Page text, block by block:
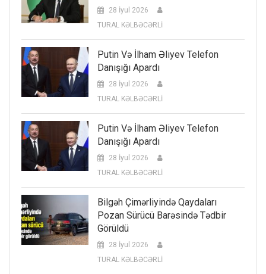
28 İyul 2026
TURAL KƏLBƏCƏRLİ
Putin Və İlham Əliyev Telefon
Danışığı Apardı
28 İyul 2026
TURAL KƏLBƏCƏRLİ
Putin Və İlham Əliyev Telefon
Danışığı Apardı
28 İyul 2026
TURAL KƏLBƏCƏRLİ
Bilgəh Çimərliyində Qaydaları
Pozan Sürücü Barəsində Tədbir
Görüldü
28 İyul 2026
TURAL KƏLBƏCƏRLİ